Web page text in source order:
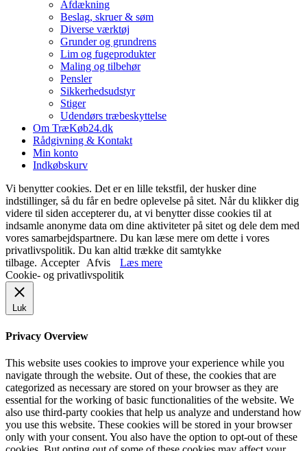
Afdækning
Beslag, skruer & søm
Diverse værktøj
Grunder og grundrens
Lim og fugeprodukter
Maling og tilbehør
Pensler
Sikkerhedsudstyr
Stiger
Udendørs træbeskyttelse
Om TræKøb24.dk
Rådgivning & Kontakt
Min konto
Indkøbskurv
Vi benytter cookies. Det er en lille tekstfil, der husker dine
indstillinger, så du får en bedre oplevelse på sitet. Når du klikker dig
videre til siden accepterer du, at vi benytter disse cookies til at
indsamle anonyme data om dine aktiviteter på sitet og dele dem med
vores samarbejdspartnere. Du kan læse mere om dette i vores
privatlivspolitik. Du kan altid trække dit samtykke
tilbage. Accepter Afvis
Læs mere
Cookie- og privatlivspolitik
Luk
Privacy Overview
This website uses cookies to improve your experience while you
navigate through the website. Out of these, the cookies that are
categorized as necessary are stored on your browser as they are
essential for the working of basic functionalities of the website. We
also use third-party cookies that help us analyze and understand how
you use this website. These cookies will be stored in your browser
only with your consent. You also have the option to opt-out of these